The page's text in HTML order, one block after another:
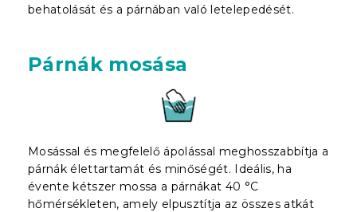
behatolását és a párnában való letelepedését.
Párnák mosása
Mosással és megfelelő ápolással meghosszabbítja a
párnák élettartamát és minőségét. Ideális, ha
évente kétszer mossa a párnákat 40 °C
hőmérsékleten, amely elpusztítja az összes atkát